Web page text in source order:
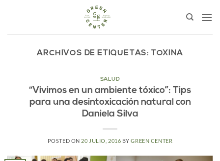
ARCHIVOS DE ETIQUETAS: TOXINA
SALUD
“Vivimos en un ambiente tóxico”: Tips
para una desintoxicación natural con
Daniela Silva
POSTED ON 20 JULIO, 2016 BYGREEN CENTER